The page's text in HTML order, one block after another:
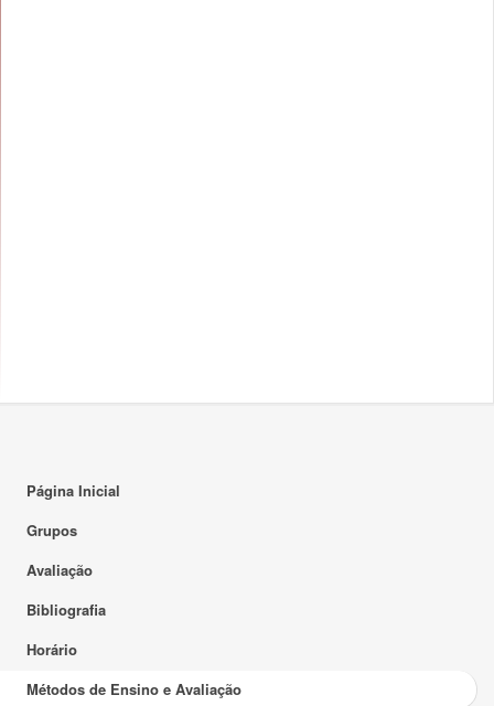
Página Inicial
Grupos
Avaliação
Bibliografia
Horário
Métodos de Ensino e Avaliação